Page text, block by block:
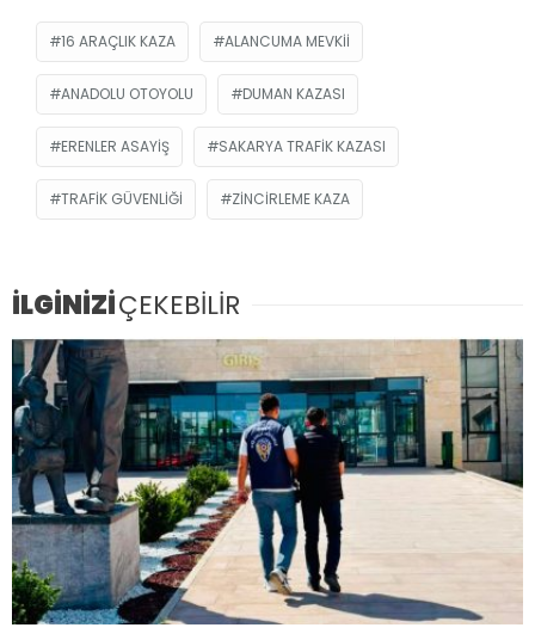
16 ARAÇLIK KAZA ALANCUMA MEVKII
ANADOLU OTOYOLU DUMAN KAZASI
ERENLER ASAYIŞ SAKARYA TRAFIK KAZASI
TRAFIK GÜVENLIĞI ZINCIRLEME KAZA
İLGİNİZİÇEKEBİLİR